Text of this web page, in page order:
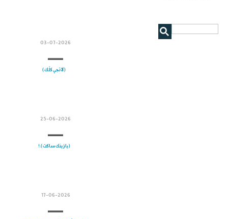
03-07-2026
(لا تجي كلّك)
25-06-2026
(يا زينك ساكت).!
17-06-2026